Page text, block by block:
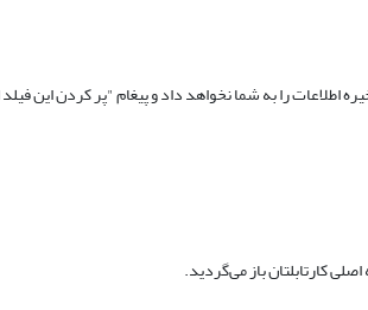
را به شما نخواهد داد و پیغام "پر کردن این
کارتابلتان باز می‌گردید.